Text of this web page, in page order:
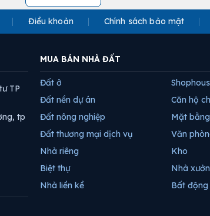
Điều khoản Chính sách bảo mật
TP
tp
MUA BÁN NHÀ ĐẤT
Đất ở
Đất nền dự án
Đất nông nghiệp
Đất thương mại dịch vụ
Nhà riêng
Biệt thự
Nhà liền kề
Căn hộ
Mặt
Văn
Kho
Nhà
Bất